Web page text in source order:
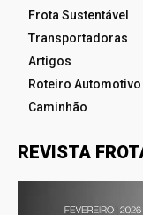
Frota Sustentável
Transportadoras
Artigos
Roteiro Automotivo
Caminhão
REVISTA